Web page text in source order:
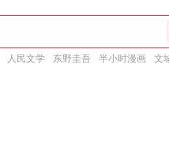
人民文学 东野圭吾 半小时漫画 文